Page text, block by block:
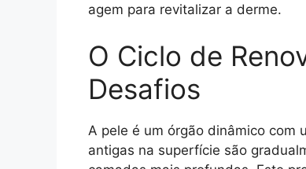
agem para revitalizar a derme.
O Ciclo de
Desafios
A pele é um órgão dinâmico com
antigas na superfície são